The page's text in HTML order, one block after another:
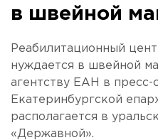
в швейной
Реабилитационный
нуждается в швейной
агентству ЕАН в пресс-
Екатеринбургской
располагается в
«Державной».